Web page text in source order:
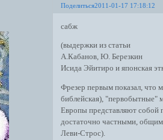
Поделиться2011-01-17 17:18:12
сабж
(выдержки из статьи
А.Кабанов, Ю. Березкин
Исида Эйитиро и японская
Фрезер первым показал, что
библейская), "первобытные"
Европы представляют собой
достаточно частными,
Леви-Строс).